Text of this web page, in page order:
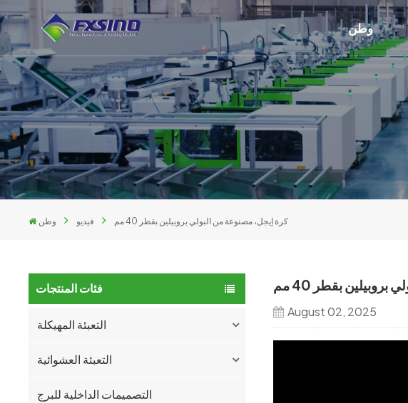
وطن
وطن فيديو كرة إيجل، مصنوعة من البولي بروبيلين بقطر 40 مم
فئات المنتجات
التعبئة المهيكلة
التعبئة العشوائية
التصميمات الداخلية للبرج
بقطر 40 مم
August 02, 2025